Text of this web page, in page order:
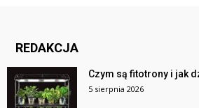
REDAKCJA
Czym są fitotrony i jak
5 sierpnia 2026